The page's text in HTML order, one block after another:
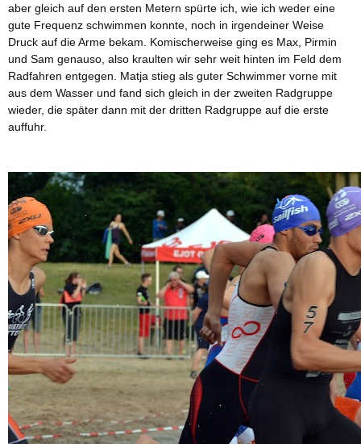
aber gleich auf den ersten Metern spürte ich, wie ich weder eine
gute Frequenz schwimmen konnte, noch in irgendeiner Weise
Druck auf die Arme bekam. Komischerweise ging es Max, Pirmin
und Sam genauso, also kraulten wir sehr weit hinten im Feld dem
Radfahren entgegen. Matja stieg als guter Schwimmer vorne mit
aus dem Wasser und fand sich gleich in der zweiten Radgruppe
wieder, die später dann mit der dritten Radgruppe auf die erste
auffuhr.